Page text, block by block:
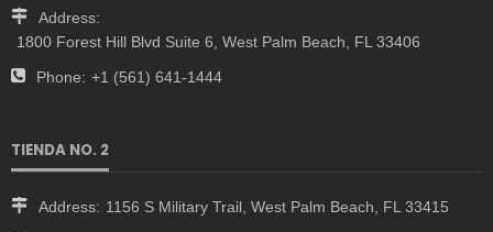
Address:
1800 Forest Hill Blvd Suite 6, West Palm Beach, FL 33406
Phone: +1 (561) 641-1444
TIENDA NO. 2
Address: 1156 S Military Trail, West Palm Beach, FL 33415